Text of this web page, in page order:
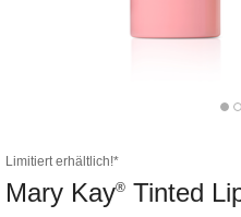
Limitiert erhältlich!*
Mary Kay® Tinted